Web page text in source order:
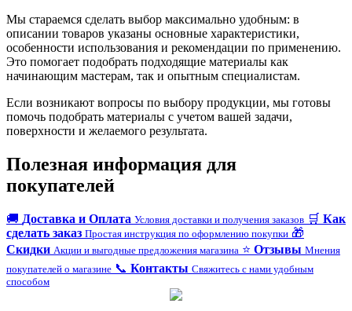
Мы стараемся сделать выбор максимально удобным: в
описании товаров указаны основные характеристики,
особенности использования и рекомендации по применению.
Это помогает подобрать подходящие материалы как
начинающим мастерам, так и опытным специалистам.
Если возникают вопросы по выбору продукции, мы готовы
помочь подобрать материалы с учетом вашей задачи,
поверхности и желаемого результата.
Полезная информация для
покупателей
🚚 Доставка и Оплата Условия доставки и получения заказов 🛒 Как
сделать заказ Простая инструкция по оформлению покупки 🎁
Скидки Акции и выгодные предложения магазина ⭐ Отзывы Мнения
покупателей о магазине 📞 Контакты Свяжитесь с нами удобным
способом